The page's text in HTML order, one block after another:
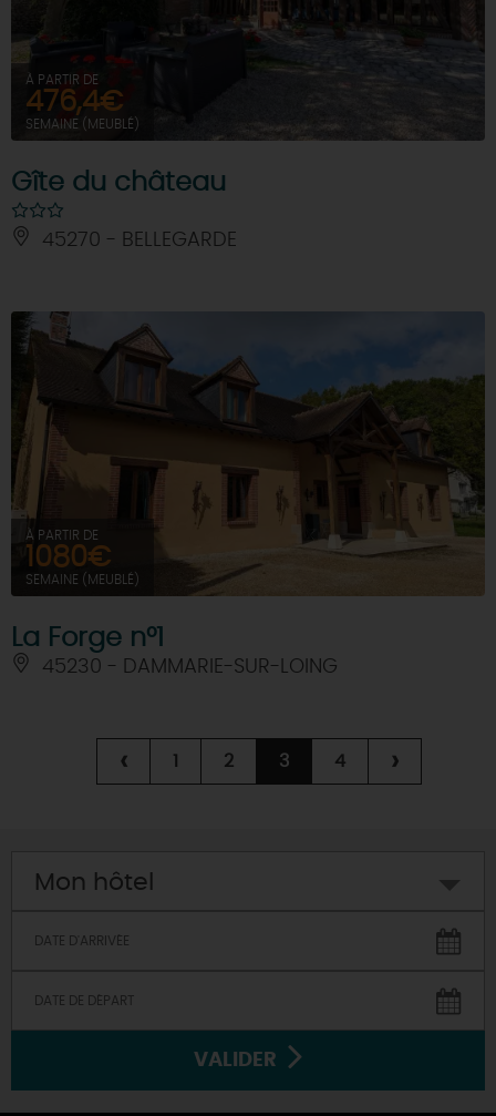
À PARTIR DE
476,4€
SEMAINE (MEUBLÉ)
Gîte du château
45270 - BELLEGARDE
À PARTIR DE
1080€
SEMAINE (MEUBLÉ)
La Forge n°1
45230 - DAMMARIE-SUR-LOING
‹ 1 2 3 4 ›
Mon hôtel
VALIDER